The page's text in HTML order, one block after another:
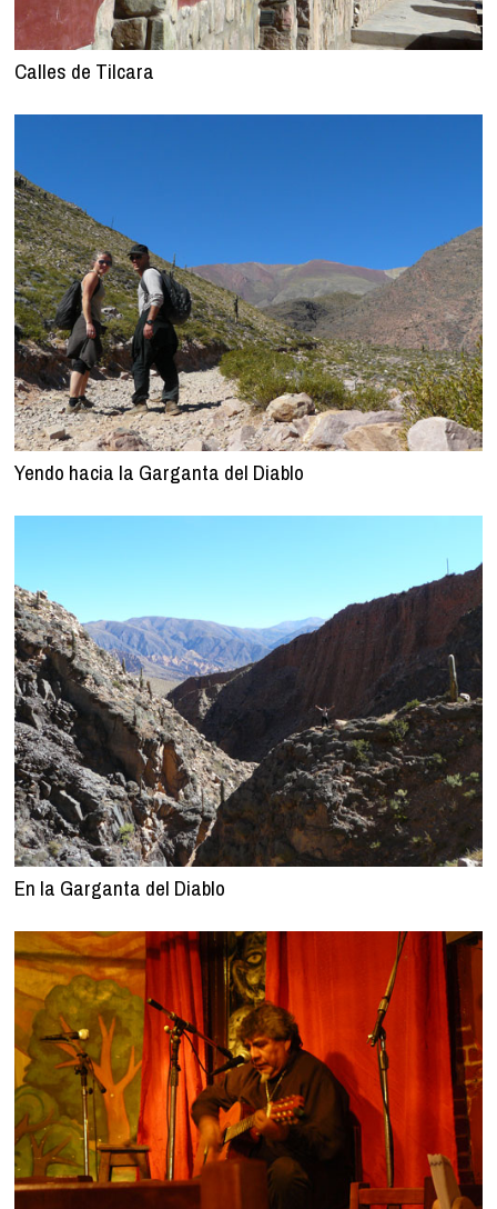
Calles de Tilcara
Yendo hacia la Garganta del Diablo
En la Garganta del Diablo